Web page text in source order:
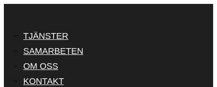
TJÄNSTER
SAMARBETEN
OM OSS
KONTAKT